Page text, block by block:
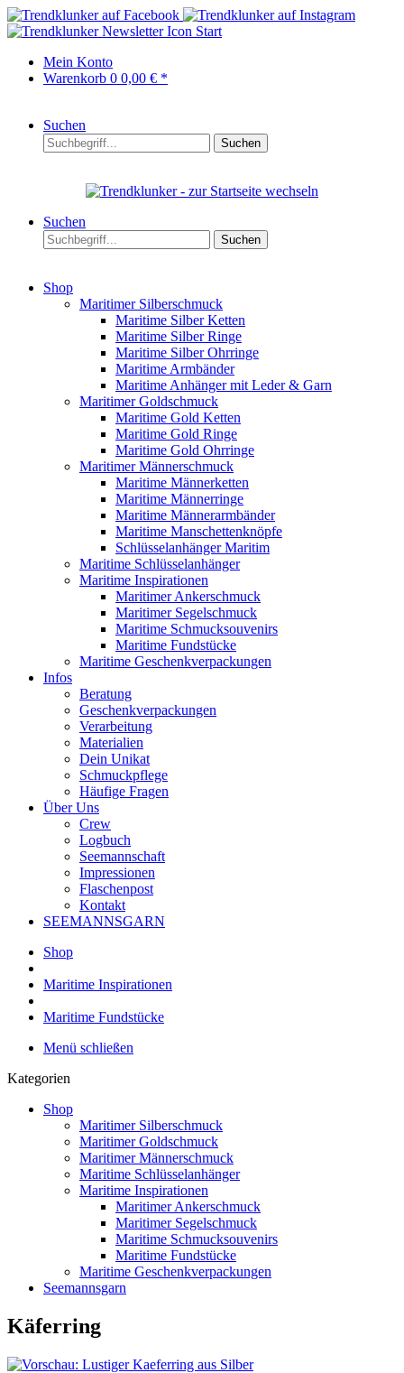
Start
Mein Konto
Warenkorb 0 0,00 € *
Suchen
Suchen
Suchen
Suchen
Shop
Maritimer Silberschmuck
Maritime Silber Ketten
Maritime Silber Ringe
Maritime Silber Ohrringe
Maritime Armbänder
Maritime Anhänger mit Leder & Garn
Maritimer Goldschmuck
Maritime Gold Ketten
Maritime Gold Ringe
Maritime Gold Ohrringe
Maritimer Männerschmuck
Maritime Männerketten
Maritime Männerringe
Maritime Männerarmbänder
Maritime Manschettenknöpfe
Schlüsselanhänger Maritim
Maritime Schlüsselanhänger
Maritime Inspirationen
Maritimer Ankerschmuck
Maritimer Segelschmuck
Maritime Schmucksouvenirs
Maritime Fundstücke
Maritime Geschenkverpackungen
Infos
Beratung
Geschenkverpackungen
Verarbeitung
Materialien
Dein Unikat
Schmuckpflege
Häufige Fragen
Über Uns
Crew
Logbuch
Seemannschaft
Impressionen
Flaschenpost
Kontakt
SEEMANNSGARN
Shop
Maritime Inspirationen
Maritime Fundstücke
Menü schließen
Kategorien
Shop
Maritimer Silberschmuck
Maritimer Goldschmuck
Maritimer Männerschmuck
Maritime Schlüsselanhänger
Maritime Inspirationen
Maritimer Ankerschmuck
Maritimer Segelschmuck
Maritime Schmucksouvenirs
Maritime Fundstücke
Maritime Geschenkverpackungen
Seemannsgarn
Käferring